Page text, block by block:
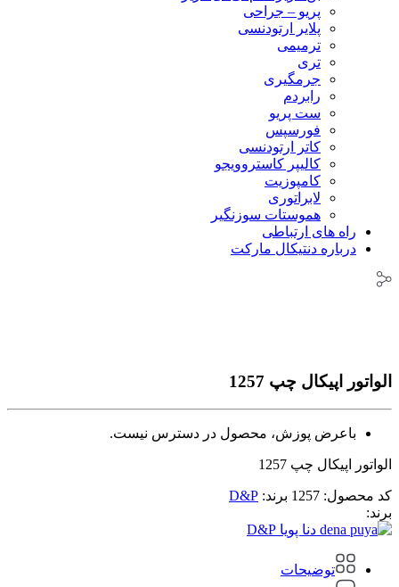
پریو – جراحی
پلایر ارتودنسی
ترمیمی
تری
جرمگیری
رابردم
ست پریو
فورسپس
کاتر ارتودنسی
کالیپر کاستروویجو
کامپوزیت
لابراتوری
هموستات سوزنگیر
راه های ارتباطی
درباره دنتیکال مارکت
الواتور اپیکال چپ 1257
باعرض پوزش، محصول در دسترس نیست.
الواتور اپیکال چپ 1257
کد محصول: 1257 برند: D&P
برند:
D&P
توضیحات